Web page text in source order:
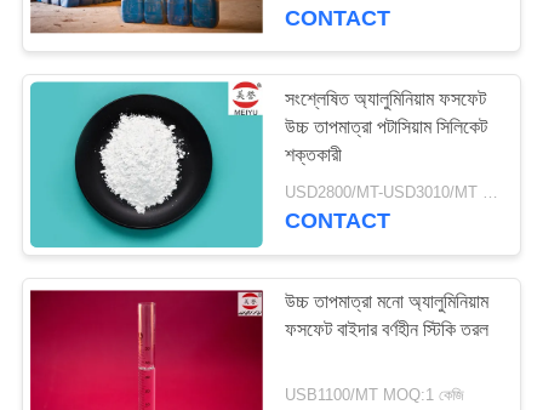
PRIVACY
POLICYউচ্চ তাপমাত্রা প্রতিরোধক
সামগ্রী
অ্যালুমিনিয়াম
ত্রিপোলিফসফেট
127
CONTACT
সংশ্লেষিত অ্যালুমিনিয়াম ফসফেট
উচ্চ তাপমাত্রা পটাসিয়াম সিলিকেট
শক্তকারী
USD2800/MT-USD3010/MT MOQ:1 কিলোগ্রাম
CONTACT
উচ্চ তাপমাত্রা মনো অ্যালুমিনিয়াম
ফসফেট বাইদার বর্ণহীন স্টিকি তরল
USB1100/MT MOQ:1 কেজি